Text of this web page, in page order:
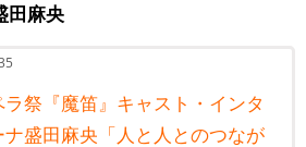
田麻央
祭『魔笛』キャスト・インタ
ナ盛田麻央「人と人とのつなが